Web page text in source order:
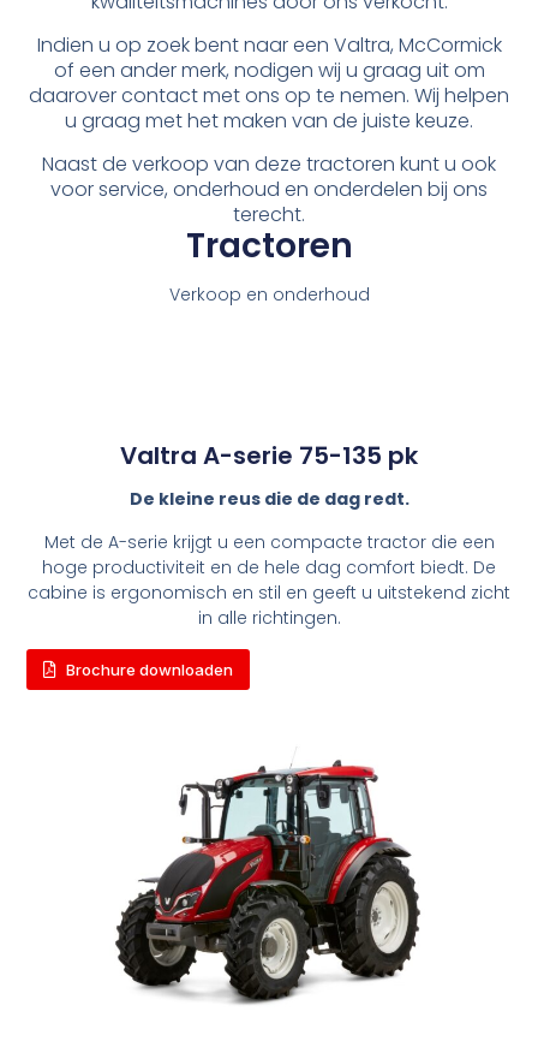
Tractoren
Verkoop en onderhoud
Indien u op zoek bent naar een Valtra, McCormick
of een ander merk, nodigen wij u graag uit om
daarover contact met ons op te nemen. Wij helpen
u graag met het maken van de juiste keuze.
Naast de verkoop van deze tractoren kunt u ook
voor service, onderhoud en onderdelen bij ons
terecht.
Valtra A-serie 75-135 pk
De kleine reus die de dag redt.
Met de A-serie krijgt u een compacte tractor die een
hoge productiviteit en de hele dag comfort biedt. De
cabine is ergonomisch en stil en geeft u uitstekend zicht
in alle richtingen.
Brochure downloaden